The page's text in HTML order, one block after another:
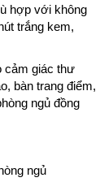
hợp với không
trắng kem,
cảm giác thư
bàn trang điểm,
ngủ đồng
ngủ